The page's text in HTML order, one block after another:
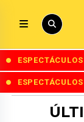
ESPECTÁCULOS
ESPECTÁCULOS